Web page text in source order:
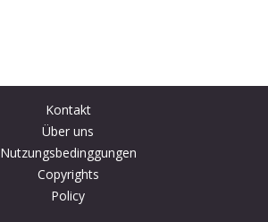
Kontakt
Über uns
Nutzungsbedinggungen
Copyrights
Policy